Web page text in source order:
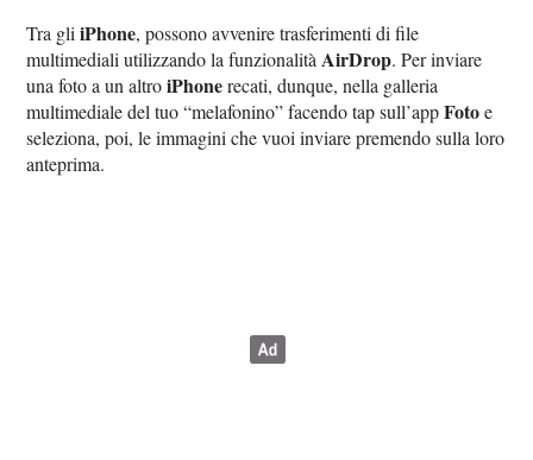
Tra gliiPhone, possono avvenire trasferimenti di file
multimediali utilizzando la funzionalitàAirDrop. Per inviare
una foto a un altroiPhonerecati, dunque, nella galleria
multimediale del tuo “melafonino” facendo tap sull’appFotoe
seleziona, poi, le immagini che vuoi inviare premendo sulla loro
anteprima.